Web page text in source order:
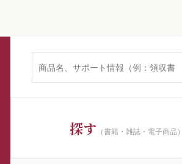
探す （書籍・雑誌・電子商品）